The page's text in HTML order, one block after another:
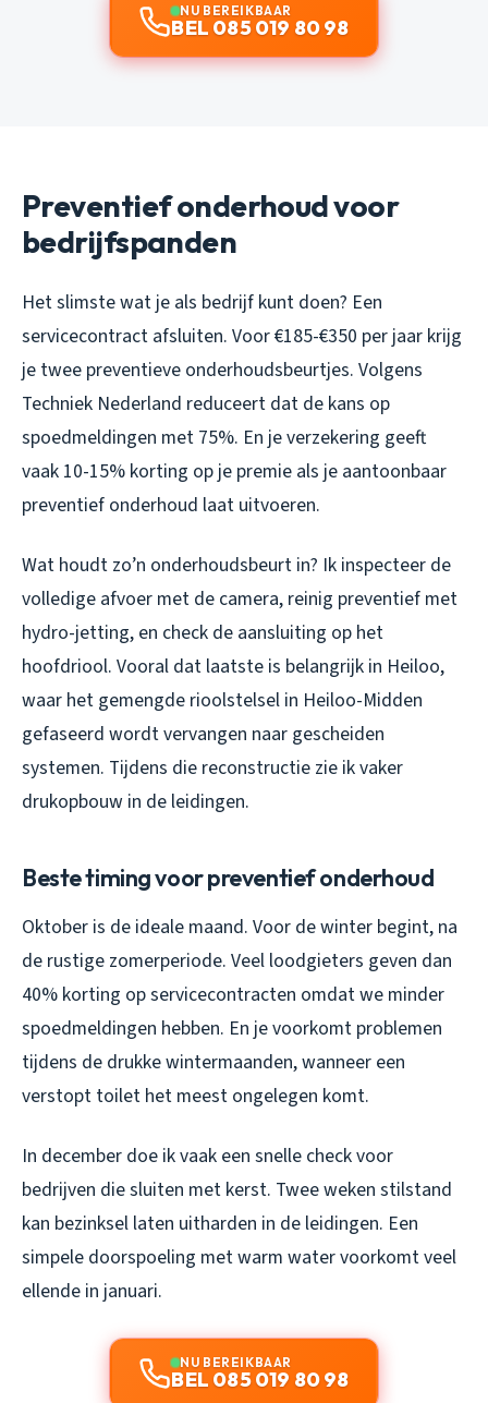
NU BEREIKBAAR
BEL 085 019 80 98
Preventief onderhoud voor
bedrijfspanden
Het slimste wat je als bedrijf kunt doen? Een
servicecontract afsluiten. Voor €185-€350 per jaar krijg
je twee preventieve onderhoudsbeurtjes. Volgens
Techniek Nederland reduceert dat de kans op
spoedmeldingen met 75%. En je verzekering geeft
vaak 10-15% korting op je premie als je aantoonbaar
preventief onderhoud laat uitvoeren.
Wat houdt zo’n onderhoudsbeurt in? Ik inspecteer de
volledige afvoer met de camera, reinig preventief met
hydro-jetting, en check de aansluiting op het
hoofdriool. Vooral dat laatste is belangrijk in Heiloo,
waar het gemengde rioolstelsel in Heiloo-Midden
gefaseerd wordt vervangen naar gescheiden
systemen. Tijdens die reconstructie zie ik vaker
drukopbouw in de leidingen.
Beste timing voor preventief onderhoud
Oktober is de ideale maand. Voor de winter begint, na
de rustige zomerperiode. Veel loodgieters geven dan
40% korting op servicecontracten omdat we minder
spoedmeldingen hebben. En je voorkomt problemen
tijdens de drukke wintermaanden, wanneer een
verstopt toilet het meest ongelegen komt.
In december doe ik vaak een snelle check voor
bedrijven die sluiten met kerst. Twee weken stilstand
kan bezinksel laten uitharden in de leidingen. Een
simpele doorspoeling met warm water voorkomt veel
ellende in januari.
NU BEREIKBAAR
BEL 085 019 80 98